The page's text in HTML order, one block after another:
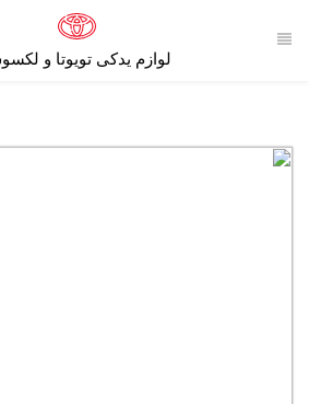
لوازم یدکی تویوتا و